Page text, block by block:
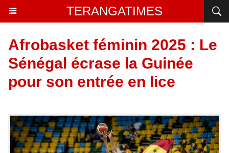
TERANGATIMES
Afrobasket féminin 2025 : Le
Sénégal écrase la Guinée
pour son entrée en lice